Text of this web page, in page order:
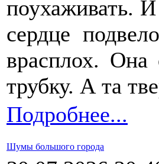
поухаживать.
сердце
врасплох.
трубку. А та
Подробнее...
Шумы большого города